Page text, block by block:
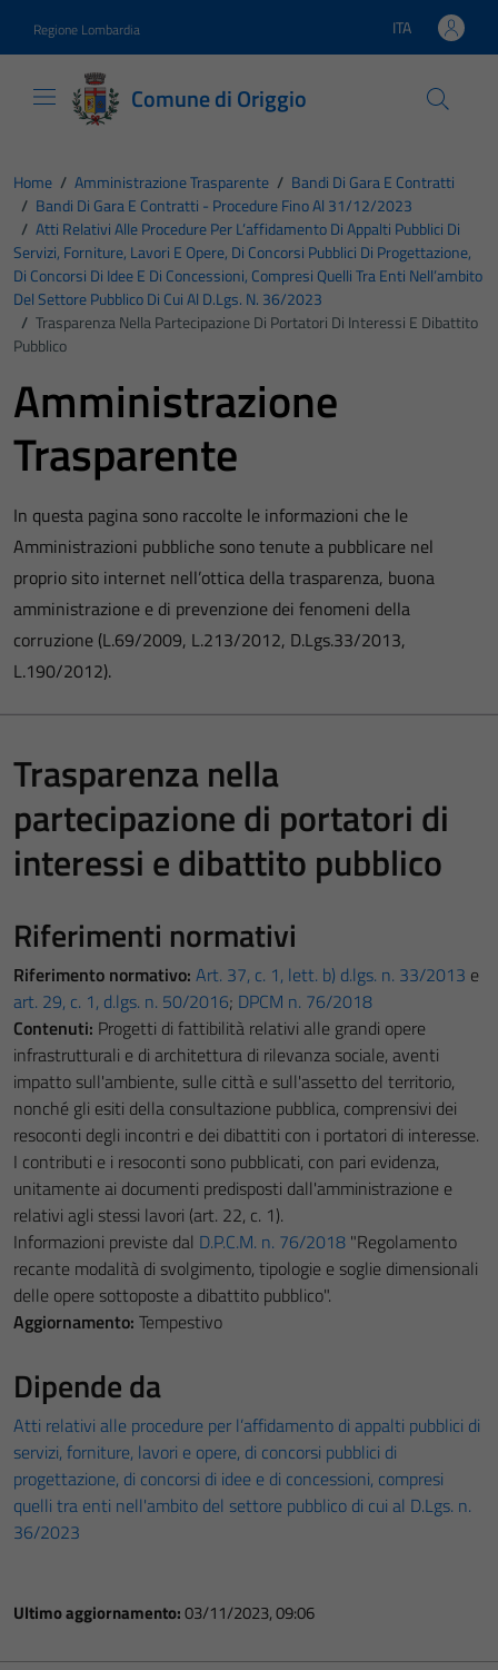
Regione Lombardia Lingua attiva:
ITA
Comune di Origgio
Home / Amministrazione Trasparente / Bandi Di Gara E Contratti
/ Bandi Di Gara E Contratti - Procedure Fino Al 31/12/2023
/ Atti Relativi Alle Procedure Per L’affidamento Di Appalti Pubblici Di
Servizi, Forniture, Lavori E Opere, Di Concorsi Pubblici Di Progettazione,
Di Concorsi Di Idee E Di Concessioni, Compresi Quelli Tra Enti Nell’ambito
Del Settore Pubblico Di Cui Al D.Lgs. N. 36/2023
/ Trasparenza Nella Partecipazione Di Portatori Di Interessi E Dibattito
Pubblico
Amministrazione
Trasparente
In questa pagina sono raccolte le informazioni che le
Amministrazioni pubbliche sono tenute a pubblicare nel
proprio sito internet nell’ottica della trasparenza, buona
amministrazione e di prevenzione dei fenomeni della
corruzione (L.69/2009, L.213/2012, D.Lgs.33/2013,
L.190/2012).
Trasparenza nella
partecipazione di portatori di
interessi e dibattito pubblico
Riferimenti normativi
Riferimento normativo: Art. 37, c. 1, lett. b) d.lgs. n. 33/2013 e
art. 29, c. 1, d.lgs. n. 50/2016; DPCM n. 76/2018
Contenuti: Progetti di fattibilità relativi alle grandi opere
infrastrutturali e di architettura di rilevanza sociale, aventi
impatto sull'ambiente, sulle città e sull'assetto del territorio,
nonché gli esiti della consultazione pubblica, comprensivi dei
resoconti degli incontri e dei dibattiti con i portatori di interesse.
I contributi e i resoconti sono pubblicati, con pari evidenza,
unitamente ai documenti predisposti dall'amministrazione e
relativi agli stessi lavori (art. 22, c. 1).
Informazioni previste dal D.P.C.M. n. 76/2018 "Regolamento
recante modalità di svolgimento, tipologie e soglie dimensionali
delle opere sottoposte a dibattito pubblico".
Aggiornamento: Tempestivo
Dipende da
Atti relativi alle procedure per l’affidamento di appalti pubblici di
servizi, forniture, lavori e opere, di concorsi pubblici di
progettazione, di concorsi di idee e di concessioni, compresi
quelli tra enti nell'ambito del settore pubblico di cui al D.Lgs. n.
36/2023
Ultimo aggiornamento:03/11/2023, 09:06